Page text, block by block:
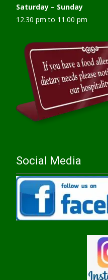
Saturday – Sunday
12.30 pm to 11.00 pm
Social Media